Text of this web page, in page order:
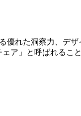
優れた洞察力、デ
ア」と呼ばれるこ